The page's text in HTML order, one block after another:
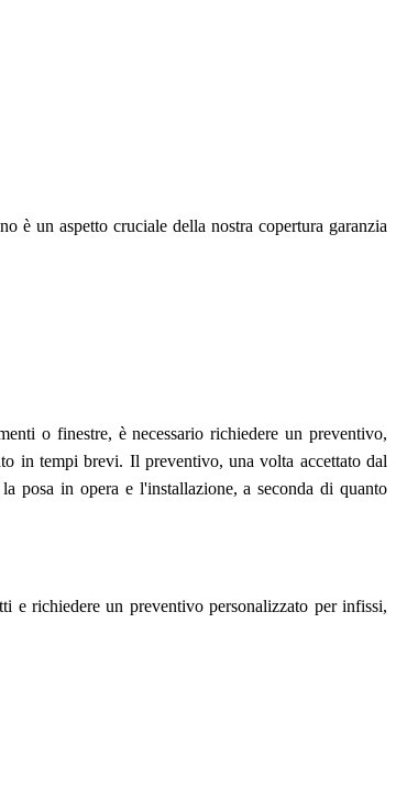
è un aspetto cruciale della nostra copertura garanzia
o finestre, è necessario richiedere un preventivo,
in tempi brevi. Il preventivo, una volta accettato dal
posa in opera e l'installazione, a seconda di quanto
richiedere un preventivo personalizzato per infissi,